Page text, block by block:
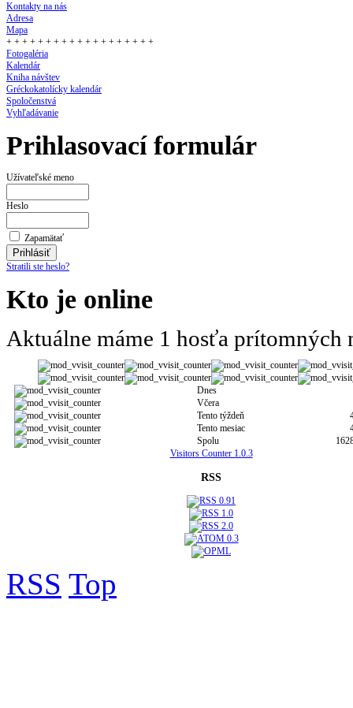
Kontakty na nás
Adresa
Mapa
+ + + + + + + + + + + + + + + + + + +
Fotogaléria
Kalendár
Kniha návštev
Gréckokatolícky kalendár
Spoločenstvá
Vyhľadávanie
Prihlasovací formulár
Užívateľské meno
Heslo
Zapamätať
Stratili ste heslo?
Kto je online
Aktuálne máme 1 hosťa prítomných
Dnes
Včera
Tento týždeň
Tento mesiac
Spolu
Visitors Counter 1.0.3
RSS
RSS Top